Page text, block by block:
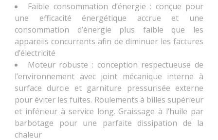
Faible consommation d’énergie : conçue pour
une efficacité énergétique accrue et une
consommation d’énergie plus faible que les
appareils concurrents afin de diminuer les factures
d’électricité
Moteur robuste : conception respectueuse de
l’environnement avec joint mécanique interne à
surface durcie et garniture pressurisée externe
pour éviter les fuites. Roulements à billes supérieur
et inférieur à service long. Graissage à l’huile par
barbotage pour une parfaite dissipation de la
chaleur